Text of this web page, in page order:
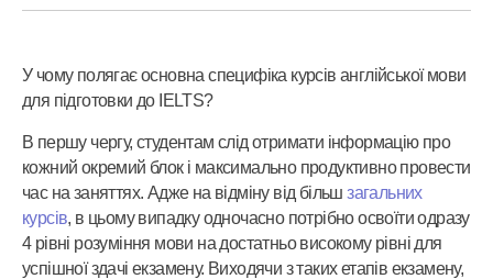
У чому полягає основна специфіка курсів англійської мови
для підготовки до IELTS?
В першу чергу, студентам слід отримати інформацію про
кожний окремий блок і максимально продуктивно провести
час на заняттях. Адже на відміну від більшзагальних
курсів, в цьому випадку одночасно потрібно освоїти одразу
4 рівні розуміння мови на достатньо високому рівні для
успішної здачі екзамену. Виходячи з таких етапів екзамену,